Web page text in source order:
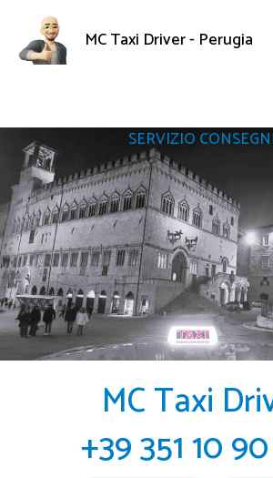
contenuto
MC Taxi Driver - Perugia
SERVIZIO
MC Taxi
+39 351 10